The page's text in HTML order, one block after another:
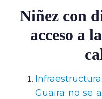
Niñez con
acceso a
Guaira no se